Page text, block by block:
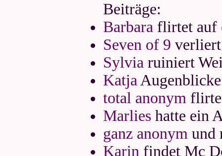
Beiträge:
Barbara flirtet auf
Seven of 9
Sylvia ruiniert
Katja
total anonym
Marlies hatte ein
ganz anonym und
Karin findet Mc